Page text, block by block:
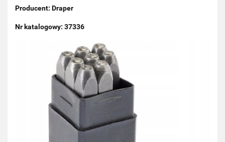
Producent: Draper
Nr katalogowy: 37336